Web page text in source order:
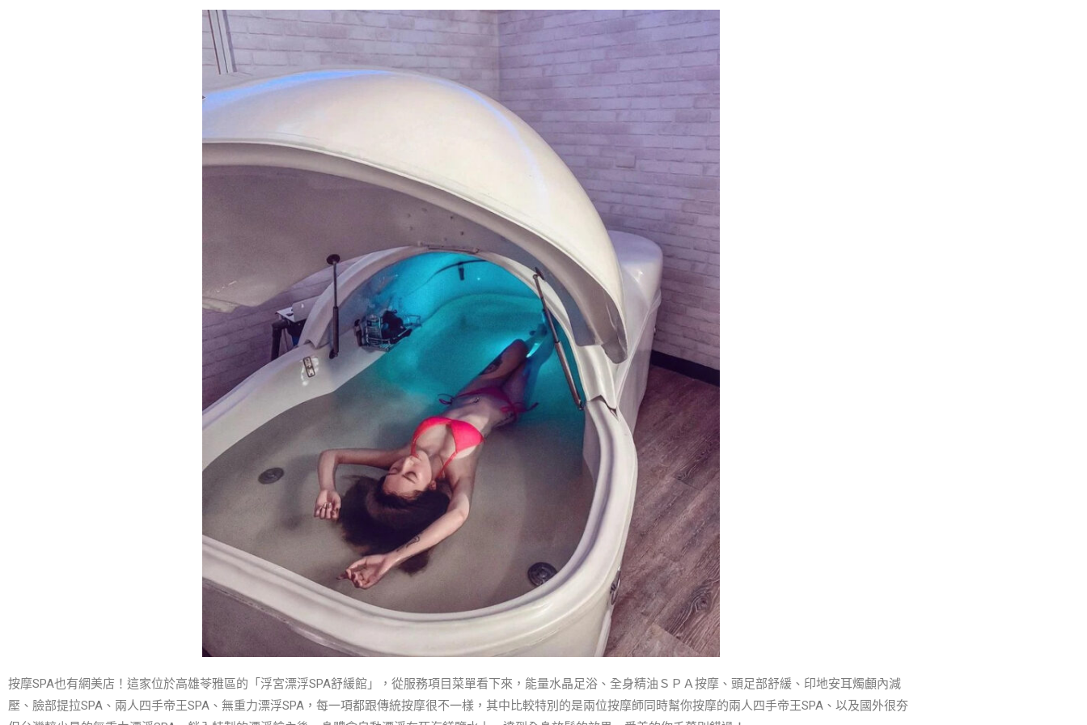
按摩SPA也有網美店！這家位於高雄苓雅區的「浮宮漂浮SPA舒緩館」，從服務項目菜單看下來，能量水晶足浴、全身精油ＳＰＡ按摩、頭足部舒緩、印地安耳燭顱內減
壓、臉部提拉SPA 、兩人四手帝王SPA 、無重力漂浮SPA ，每一項都跟傳統按摩很不一樣，其中比較特別的是兩位按摩師同時幫你按摩的兩人四手帝王SPA 、以及國外很夯